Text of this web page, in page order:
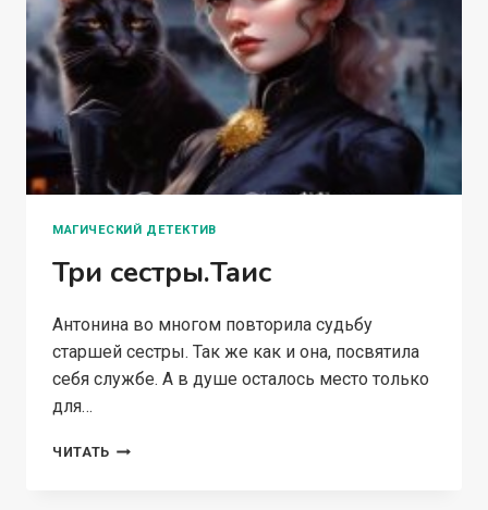
МАГИЧЕСКИЙ ДЕТЕКТИВ
Три сестры.Таис
Антонина во многом повторила судьбу
старшей сестры. Так же как и она, посвятила
себя службе. А в душе осталось место только
для…
ЧИТАТЬ ТРИ